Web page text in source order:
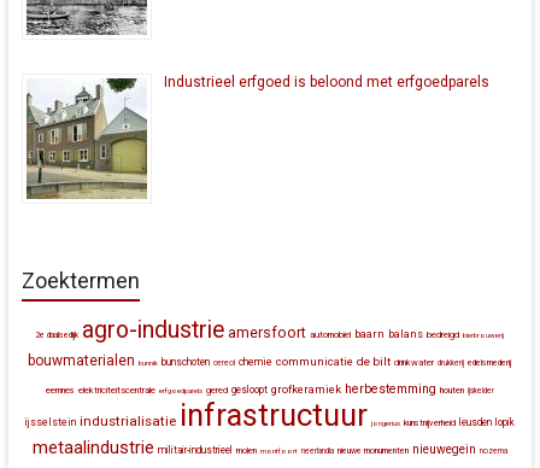
Industrieel erfgoed is beloond met erfgoedparels
Zoektermen
2e daalsedijk agro-industrie amersfoort automobiel baarn balans bedreigd bierbrouwerij
bouwmaterialen bunnik bunschoten cereol chemie communicatie de bilt drinkwater drukkerij edelsmederij
eemnes elektriciteitscentrale erfgoedparels gered gesloopt grofkeramiek herbestemming houten ijskelder
ijsselstein industrialisatie infrastructuur jongerius kunstnijverheid leusden lopik
metaalindustrie militair-industrieel molen montfoort neerlandia nieuwe monumenten nieuwegein nozema